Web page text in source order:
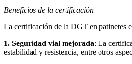
Beneficios de la certificación
La certificación de la DGT en patinetes
1. Seguridad vial mejorada: La
estabilidad y resistencia, entre otros